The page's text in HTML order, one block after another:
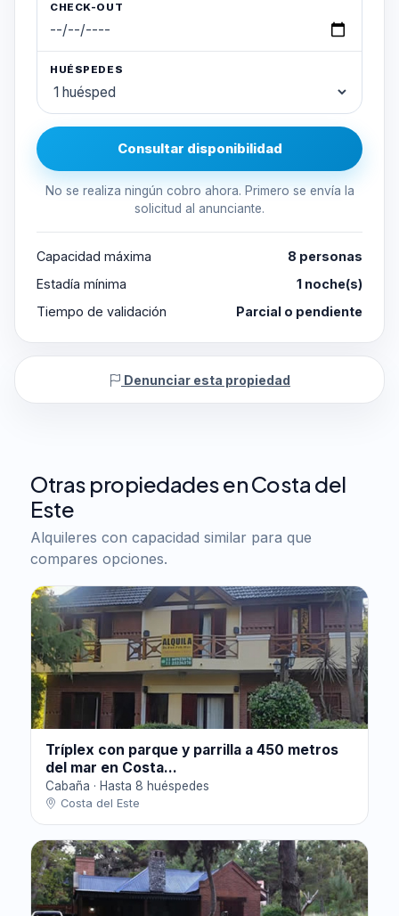
CHECK-OUT
HUÉSPEDES
Consultar disponibilidad
No se realiza ningún cobro ahora. Primero se envía la
solicitud al anunciante.
Capacidad máxima
8 personas
Estadía mínima
1 noche(s)
Tiempo de validación
Parcial o pendiente
Denunciar esta propiedad
Otras propiedades en Costa del
Este
Alquileres con capacidad similar para que
compares opciones.
Tríplex con parque y parrilla a 450 metros
del mar en Costa...
Cabaña · Hasta 8 huéspedes
Costa del Este